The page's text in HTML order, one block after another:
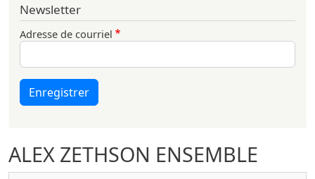
ALEX ZETHSON ENSEMBLE
Newsletter
Adresse de courriel
Enregistrer